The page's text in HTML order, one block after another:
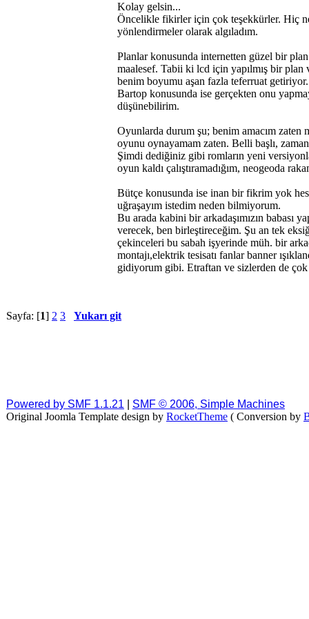
Kolay gelsin...
Öncelikle fikirler için çok teşekkürler. Hiç
yönlendirmeler olarak algıladım.
Planlar konusunda internetten güzel bir
maalesef. Tabii ki lcd için yapılmış bir
benim boyumu aşan fazla teferruat getiriyor.
Bartop konusunda ise gerçekten onu
düşünebilirim.
Oyunlarda durum şu; benim amacım zaten
oyunu oynayamam zaten. Belli başlı,
Şimdi dediğiniz gibi romların yeni
oyun kaldı çalıştıramadığım, neogeoda
Bütçe konusunda ise inan bir fikrim yok
uğraşayım istedim neden bilmiyorum.
Bu arada kabini bir arkadaşımızın babası
verecek, ben birleştireceğim. Şu an tek
çekinceleri bu sabah işyerinde müh. bir
montajı,elektrik tesisatı fanlar banner
gidiyorum gibi. Etraftan ve sizlerden de
Sayfa: [1] 2 3 Yukarı git
Powered by SMF 1.1.21
SMF © 2006, Simple Machines
Original Joomla Template design by RocketTheme ( Conversion by